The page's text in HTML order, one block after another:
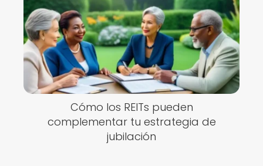
Cómo los REITs pueden
complementar tu estrategia de
jubilación